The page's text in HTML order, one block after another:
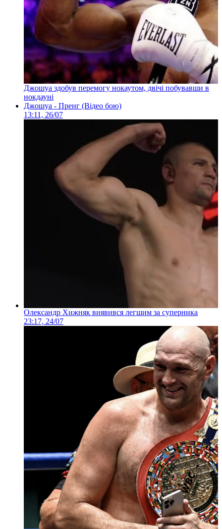
Джошуа здобув перемогу нокаутом, двічі побувавши в
нокдауні
Джошуа - Пренг (Відео бою)
13:11, 26/07
Олександр Хижняк виявився легшим за суперника
23:17, 24/07